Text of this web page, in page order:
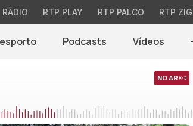
RÁDIO RTP PLAY RTP PALCO RTP
Podcasts Vídeos
NO AR